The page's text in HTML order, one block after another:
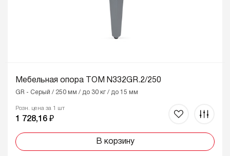
Мебельная опора ТОМ N332GR.2/250
GR - Серый / 250 мм / до 30 кг / до 15 мм
Розн. цена за 1 шт
1 728,16 ₽
В корзину